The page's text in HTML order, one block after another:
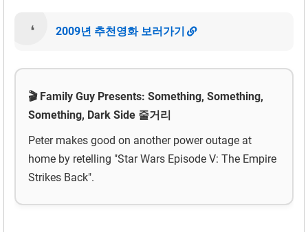
2009년 추천영화 보러가기
🎬 Family Guy Presents: Something, Something,
Something, Dark Side 줄거리
Peter makes good on another power outage at
home by retelling "Star Wars Episode V: The Empire
Strikes Back".